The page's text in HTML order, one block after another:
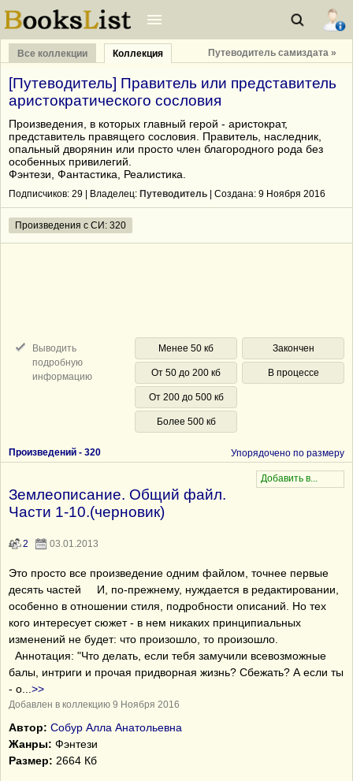
Все коллекции Коллекция Путеводитель самиздата »
[Путеводитель] Правитель или представитель
аристократического сословия
Произведения, в которых главный герой - аристократ,
представитель правящего сословия. Правитель, наследник,
опальный дворянин или просто член благородного рода без
особенных привилегий.
Фэнтези, Фантастика, Реалистика.
Подписчиков: 29 | Владелец: Путеводитель | Cоздана: 9 Ноября 2016
Произведения с СИ: 320
Выводить
подробную
информацию
Менее 50 кб
От 50 до 200 кб
От 200 до 500 кб
Более 500 кб
Закончен
В процессе
Произведений - 320 Упорядочено по размеру
Землеописание. Общий файл.
Части 1-10.(черновик)
2 03.01.2013
Это просто все произведение одним файлом, точнее первые
десять частей И, по-прежнему, нуждается в редактировании,
особенно в отношении стиля, подробности описаний. Но тех
кого интересует сюжет - в нем никаких принципиальных
изменений не будет: что произошло, то произошло.
Аннотация: "Что делать, если тебя замучили всевозможные
балы, интриги и прочая придворная жизнь? Сбежать? А если ты
- о
>>
Добавлен в коллекцию 9 Ноября 2016
Автор: Собур Алла Анатольевна
Жанры: Фэнтези
Размер: 2664 Кб